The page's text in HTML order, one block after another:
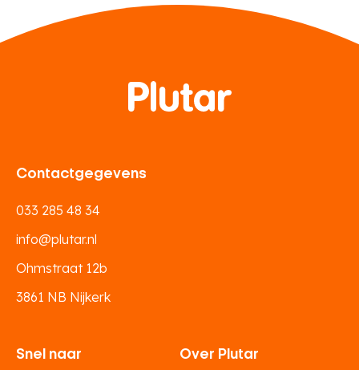
Contactgegevens
033 285 48 34
info@plutar.nl
Ohmstraat 12b
3861 NB Nijkerk
Snel naar Over Plutar